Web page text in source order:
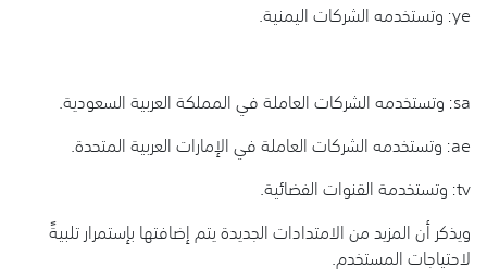
ye: وتستخدمه الشركات اليمنية.
sa: وتستخدمه الشركات العاملة في المملكة العربية السعودية.
ae: وتستخدمه الشركات العاملة في الإمارات العربية المتحدة.
tv: وتستخدمة القنوات الفضائية.
ويذكر أن المزيد من الامتدادات الجديدة يتم إضافتها بإستمرار تلبيةً
لاحتياجات المستخدم.